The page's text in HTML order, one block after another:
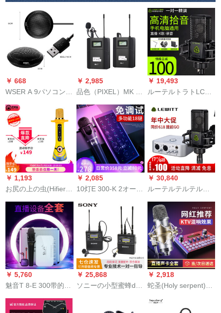
タキスタ深空灰
セトをプロにしま
す。
￥ 668
WSER A 9パソコン録
音マイクノートPCゲ
ームサウンドデスク
USB会議容量Mr
netwaクミーティング
トレインインA 9イン
フレット
￥ 2,985
品色（PIXEL）MK 7
小蜂无线マイク専门
カメラ収音マイクキ
ヤノンニン、ソニの
一眼レフ携帯电话の
录音を取材します。
￥ 19,493
ルーテルトラトLCT
帯电话生放送PCカラ
オケプレーヤープレ
ーヤープレーヤープ
レーヤー生放送设备
フルセット249
procondenビデオ
￥ 1,193
お尻の上の虫(Hifier)
色の人の子供のマイ
ク无线のマイクのK歌
の宝の携帯帯电话の
Bluetoothを内蔵して
います。カラオケの
全国民の歌のマイク
フュージョン。
￥ 2,085
10灯E 300-K 2オース
电话用パソコ泛用外
付け生放送设备克克
克震え音k歌叫ビクタ
ー录音専门用マキャ
ク全セク
￥ 30,840
ルーテルテルテル
チャーデバイスアイ
ク4 NANOセット【コ
ンピータ配合が必
要】
￥ 5,760
魅音T 8-E 300带的音
マイクを手にして速
￥ 25,868
ソニーの小型蜜蜂d
￥ 2,918
蛇圣(Holy serpent)サ
ム生放送で歌ように